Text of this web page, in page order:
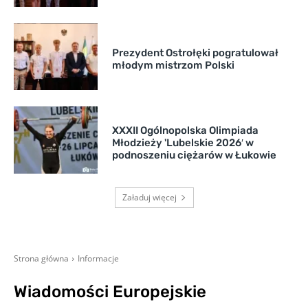
Prezydent Ostrołęki pogratulował
młodym mistrzom Polski
XXXII Ogólnopolska Olimpiada
Młodzieży 'Lubelskie 2026′ w
podnoszeniu ciężarów w Łukowie
Załaduj więcej